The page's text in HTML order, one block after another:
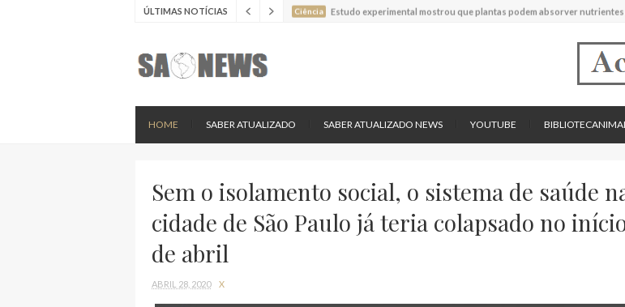
ÚLTIMAS NOTÍCIAS Ciência Estudo experimental mostrou que plantas podem absorver
Batimentos cardíacos promovem supressão do crescimento de
HOME SABER ATUALIZADO SABER ATUALIZADO NEWS YOUTUBE
Sem o isolamento social, o sistema de saúde
cidade de São Paulo já teria colapsado no
de abril
ABRIL 28, 2020 X